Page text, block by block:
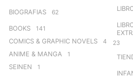
BIOGRAFIAS 62
BOOKS 141
COMICS & GRAPHIC NOVELS 4
ANIME & MANGA 1
SEINEN 1
23